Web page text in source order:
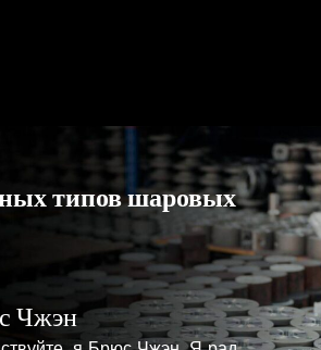
типов шаровых
Чжэн